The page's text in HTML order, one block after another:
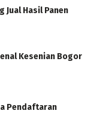
Jual Hasil Panen
Kesenian Bogor
Pendaftaran